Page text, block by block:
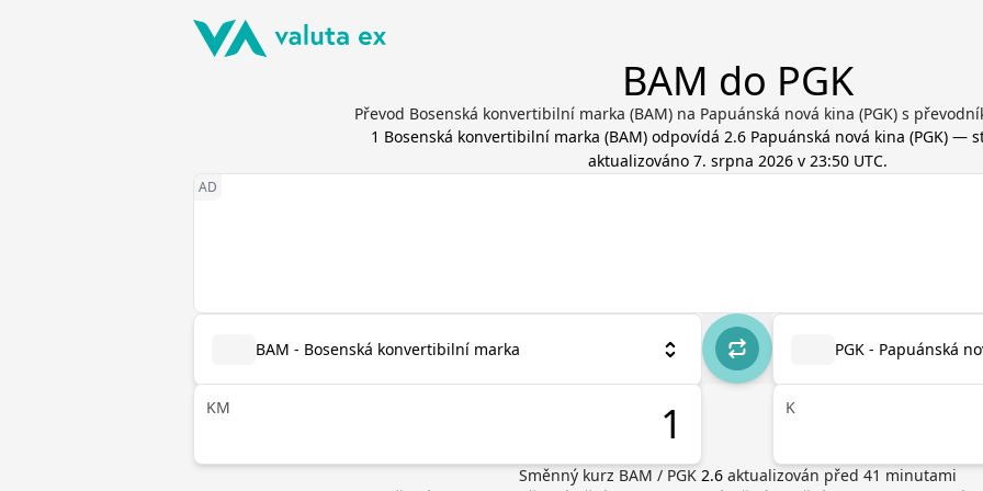
BAM do PGK
Převod Bosenská konvertibilní marka (BAM) na Papuánská nová kina (PGK) s
1 Bosenská konvertibilní marka (BAM) odpovídá 2.6 Papuánská nová kina (PGK) —
aktualizováno 7. srpna 2026 v 23:50 UTC.
BAM - Bosenská konvertibilní marka
KM
PGK - Papuánská
K
Směnný kurz BAM / PGK 2.6 aktualizován před 41 minutami